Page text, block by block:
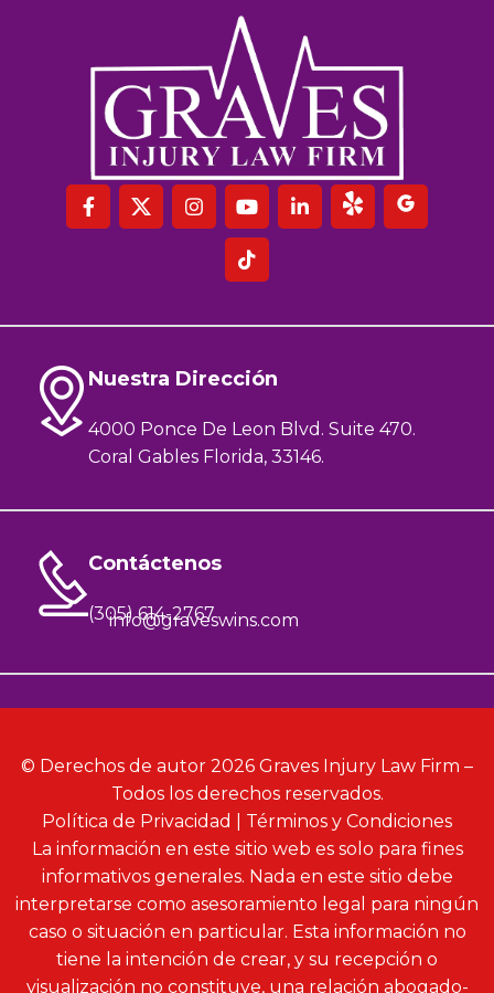
Nuestra Dirección
4000 Ponce De Leon Blvd. Suite 470.
Coral Gables Florida, 33146.
Contáctenos
(305) 614-2767
info@graveswins.com
© Derechos de autor 2026 Graves Injury Law Firm –
Todos los derechos reservados.
Política de Privacidad
Términos y Condiciones
La información en este sitio web es solo para fines
informativos generales. Nada en este sitio debe
interpretarse como asesoramiento legal para ningún
caso o situación en particular. Esta información no
tiene la intención de crear, y su recepción o
visualización no constituye, una relación abogado-